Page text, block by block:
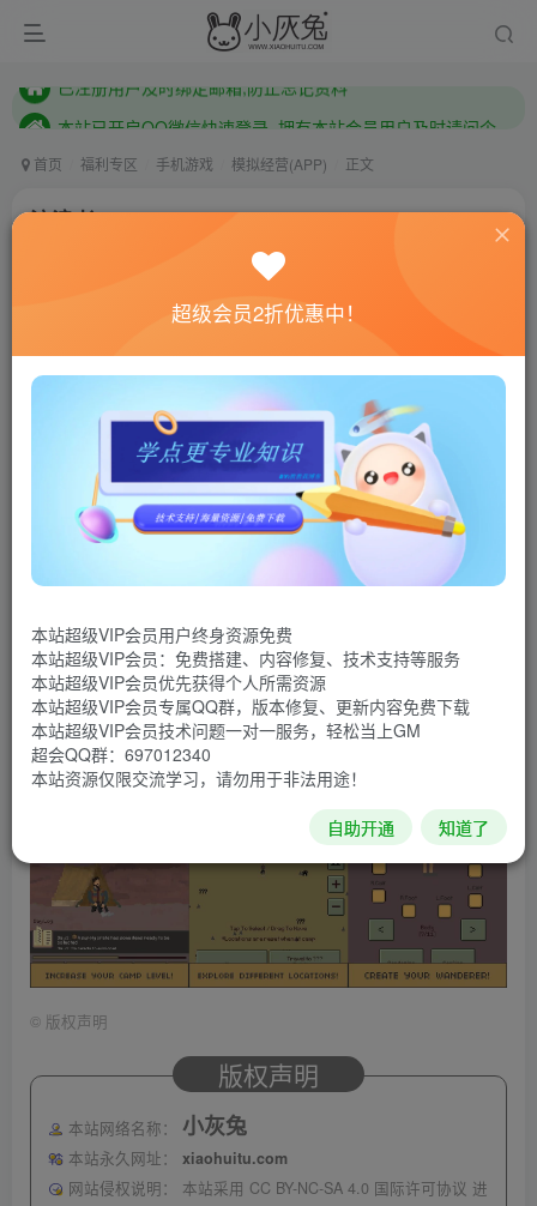
本站已开启QQ微信快速登录 ,拥有本站会员用户及时请问个人中心绑定！
首页 福利专区 手机游戏 模拟经营(APP) 正文
流浪者/The Wanderer v7.00024
联网教程： 内附教程
单机教程： 内附教程
不懂的话联系客服！！！
流浪者是一款像素休闲生存冒险系列游戏，游戏中玩家
能体验到经典的休闲像素冒险世界的完美乐趣，多种不同的
趣味游戏内容，经典的传奇休闲像素游戏玩法。
大量修改初始代币，Caps币！
游戏截图
© 版权声明
版权声明
本站网络名称： 小灰兔
本站永久网址：
xiaohuitu.com
网站侵权说明：
本站采用 CC BY-NC-SA 4.0 国际许可协议 进
超级会员2折优惠中！
本站超级VIP会员用户终身资源免费
本站超级VIP会员：免费搭建、内容修复、技术支持等服务
本站超级VIP会员优先获得个人所需资源
本站超级VIP会员专属QQ群，版本修复、更新内容免费下载
本站超级VIP会员技术问题一对一服务，轻松当上GM
超会QQ群：697012340
本站资源仅限交流学习，请勿用于非法用途！
自助开通 知道了